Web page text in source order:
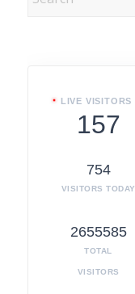
LIVE VISITORS
157
754
VISITORS TODAY
2655585
TOTAL
VISITORS